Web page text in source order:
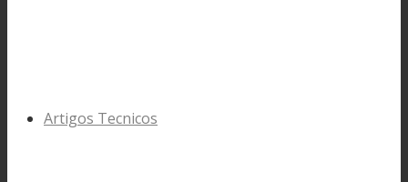
Artigos Tecnicos